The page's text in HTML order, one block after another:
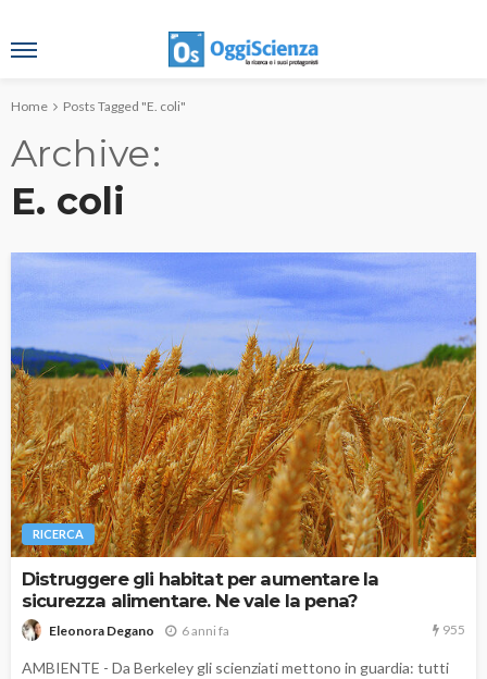
Home Posts Tagged "E. coli"
Archive
E. coli
RICERCA
Distruggere gli habitat per aumentare la
sicurezza alimentare. Ne vale la pena?
Eleonora Degano 6 anni fa 955
AMBIENTE - Da Berkeley gli scienziati mettono in guardia: tutti